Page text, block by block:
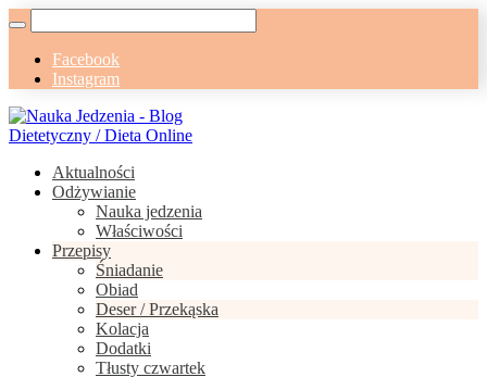
Facebook
Instagram
Aktualności
Odżywianie
Nauka jedzenia
Właściwości
Przepisy
Śniadanie
Obiad
Deser / Przekąska
Kolacja
Dodatki
Tłusty czwartek